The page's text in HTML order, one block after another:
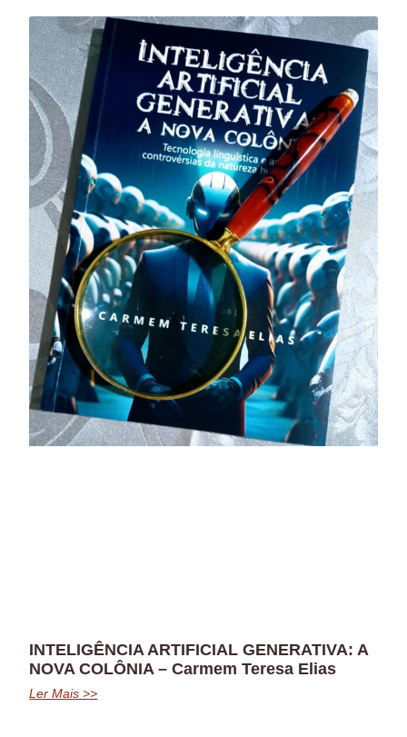
INTELIGÊNCIA ARTIFICIAL GENERATIVA: A
NOVA COLÔNIA – Carmem Teresa Elias
Ler Mais >>